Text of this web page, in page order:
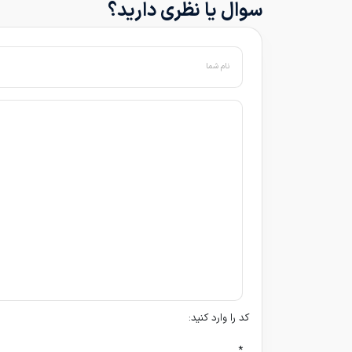
سوال یا نظری دارید؟
نام شما
کد را وارد کنید: